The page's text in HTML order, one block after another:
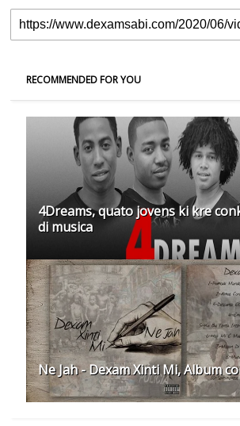
RECOMMENDED FOR YOU
4Dreams, quato jovens ki kre
di musica
Ne Jah - Dexam Xinti Mi, Album